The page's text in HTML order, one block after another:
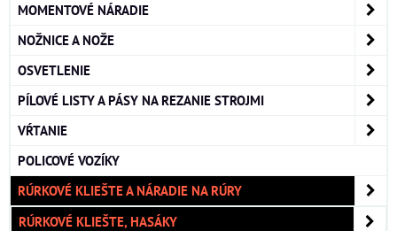
MOMENTOVÉ NÁRADIE
NOŽNICE A NOŽE
OSVETLENIE
PÍLOVÉ LISTY A PÁSY NA REZANIE STROJMI
VŔTANIE
POLICOVÉ VOZÍKY
RÚRKOVÉ KLIEŠTE A NÁRADIE NA RÚRY
RÚRKOVÉ KLIEŠTE, HASÁKY